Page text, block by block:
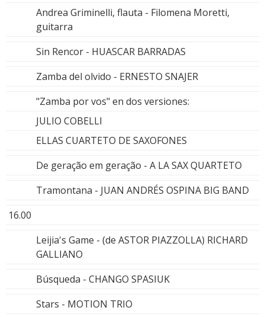
Andrea Griminelli, flauta - Filomena Moretti,
guitarra
Sin Rencor - HUASCAR BARRADAS
Zamba del olvido - ERNESTO SNAJER
"Zamba por vos" en dos versiones:
JULIO COBELLI
ELLAS CUARTETO DE SAXOFONES
De geração em geração - A LA SAX QUARTETO
Tramontana - JUAN ANDRÉS OSPINA BIG BAND
16.00
Leijia's Game - (de ASTOR PIAZZOLLA) RICHARD
GALLIANO
Búsqueda - CHANGO SPASIUK
Stars - MOTION TRIO